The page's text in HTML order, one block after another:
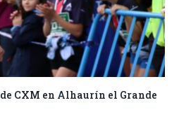
CXM en Alhaurín el Grande